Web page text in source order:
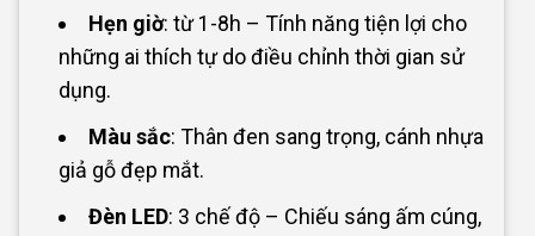
Hẹn giờ: từ 1-8h – Tính năng tiện lợi cho
những ai thích tự do điều chỉnh thời gian sử
dụng.
Màu sắc: Thân đen sang trọng, cánh nhựa
giả gỗ đẹp mắt.
Đèn LED: 3 chế độ – Chiếu sáng ấm cúng,